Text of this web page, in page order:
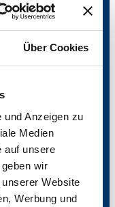
Über Cookies
und Anzeigen zu
Medien
auf unsere
wir
Website
Werbung und
Unter diesem
seit 1998. Doch
Welche Aktien
IAC-Club-Fonds?
auf diese Fragen
Martin Paulsen